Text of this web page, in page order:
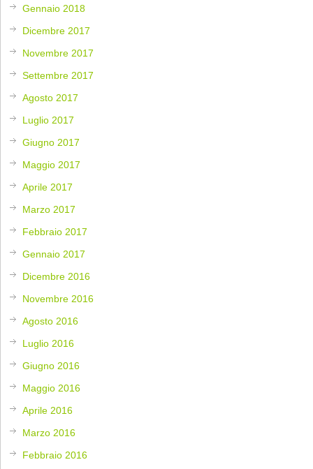
Gennaio 2018
Dicembre 2017
Novembre 2017
Settembre 2017
Agosto 2017
Luglio 2017
Giugno 2017
Maggio 2017
Aprile 2017
Marzo 2017
Febbraio 2017
Gennaio 2017
Dicembre 2016
Novembre 2016
Agosto 2016
Luglio 2016
Giugno 2016
Maggio 2016
Aprile 2016
Marzo 2016
Febbraio 2016